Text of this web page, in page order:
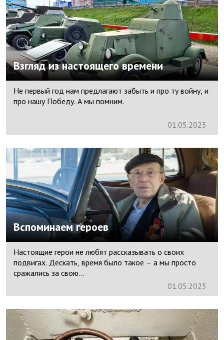
Взгляд из настоящего времени
Не первый год нам предлагают забыть и про ту войну, и
про нашу Победу. А мы помним.
01.05.2025
Вспоминаем героев
Настоящие герои не любят рассказывать о своих
подвигах. Дескать, время было такое – а мы просто
сражались за свою...
01.05.2025